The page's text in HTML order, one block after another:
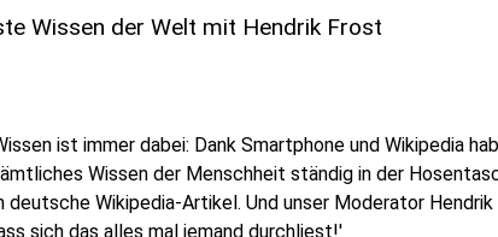
Wissen der Welt mit Hendrik Frost
ist immer dabei: Dank Smartphone und Wikipedia
Wissen der Menschheit ständig in der
deutsche Wikipedia-Artikel. Und unser Moderator
sich das alles mal jemand durchliest!'